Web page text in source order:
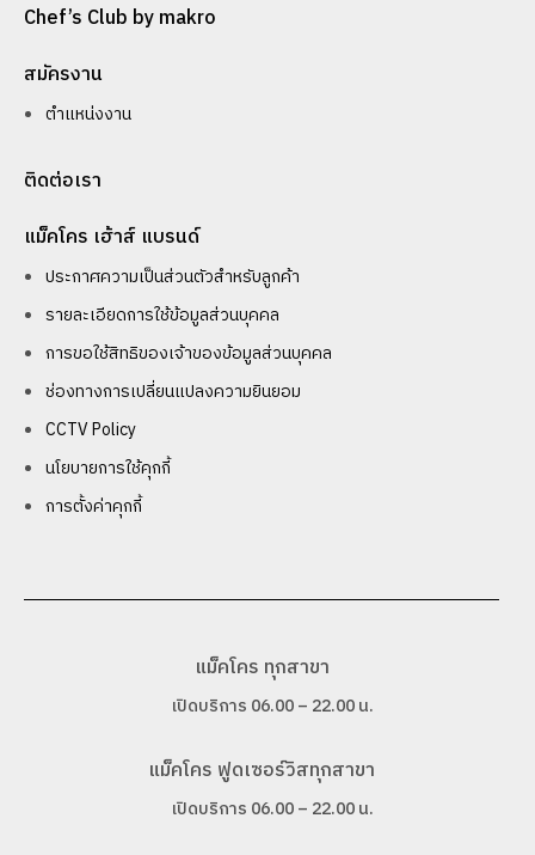
Chef’s Club by makro
สมัครงาน
ตำแหน่งงาน
ติดต่อเรา
แม็คโคร เฮ้าส์ แบรนด์
ประกาศความเป็นส่วนตัวสำหรับลูกค้า
รายละเอียดการใช้ข้อมูลส่วนบุคคล
การขอใช้สิทธิของเจ้าของข้อมูลส่วนบุคคล
ช่องทางการเปลี่ยนแปลงความยินยอม
CCTV Policy
นโยบายการใช้คุกกี้
การตั้งค่าคุกกี้
แม็คโคร ทุกสาขา
เปิดบริการ 06.00 – 22.00 น.
แม็คโคร ฟูดเซอร์วิสทุกสาขา
เปิดบริการ 06.00 – 22.00 น.